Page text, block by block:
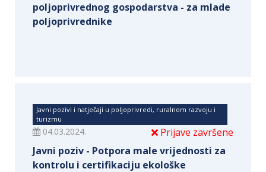
poljoprivrednog gospodarstva - za mlade
poljoprivrednike
Javni pozivi i natječaji u poljoprivredi, ruralnom razvoju i
turizmu
Prijave završene
04.03.2024.
Javni poziv - Potpora male vrijednosti za
kontrolu i certifikaciju ekološke